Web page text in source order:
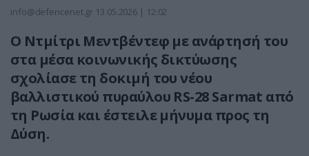
info@defencenet.gr 13.05.2026 | 12:02
Ο Ντμίτρι Μεντβέντεφ με ανάρτησή του
στα μέσα κοινωνικής δικτύωσης
σχολίασε τη δοκιμή του νέου
βαλλιστικού πυραύλου RS-28 Sarmat από
τη Ρωσία και έστειλε μήνυμα προς τη
Δύση.